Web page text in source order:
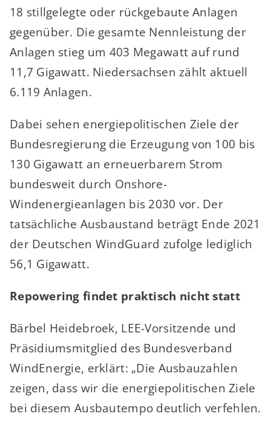
18 stillgelegte oder rückgebaute Anlagen
gegenüber. Die gesamte Nennleistung der
Anlagen stieg um 403 Megawatt auf rund
11,7 Gigawatt. Niedersachsen zählt aktuell
6.119 Anlagen.
Dabei sehen energiepolitischen Ziele der
Bundesregierung die Erzeugung von 100 bis
130 Gigawatt an erneuerbarem Strom
bundesweit durch Onshore-
Windenergieanlagen bis 2030 vor. Der
tatsächliche Ausbaustand beträgt Ende 2021
der Deutschen WindGuard zufolge lediglich
56,1 Gigawatt.
Repowering findet praktisch nicht statt
Bärbel Heidebroek, LEE-Vorsitzende und
Präsidiumsmitglied des Bundesverband
WindEnergie, erklärt: „Die Ausbauzahlen
zeigen, dass wir die energiepolitischen Ziele
bei diesem Ausbautempo deutlich verfehlen.